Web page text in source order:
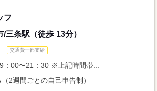
フ
三条駅（徒歩 13分）
交通費一部支給
9：00〜21：30 ※上記時間帯...
2週間ごとの自己申告制）